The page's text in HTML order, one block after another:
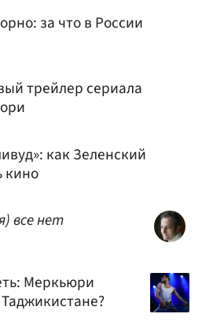
за что в России
трейлер сериала
как Зеленский
кино
все нет
Меркьюри